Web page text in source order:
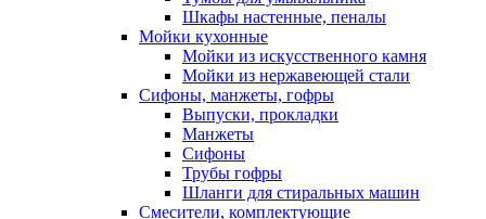
Шкафы настенные, пеналы
Мойки кухонные
Мойки из искусственного камня
Мойки из нержавеющей стали
Сифоны, манжеты, гофры
Выпуски, прокладки
Манжеты
Сифоны
Трубы гофры
Шланги для стиральных машин
Смесители, комплектующие